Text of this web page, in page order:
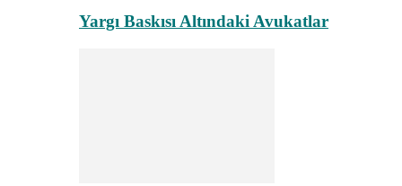
Yargı Baskısı Altındaki Avukatlar